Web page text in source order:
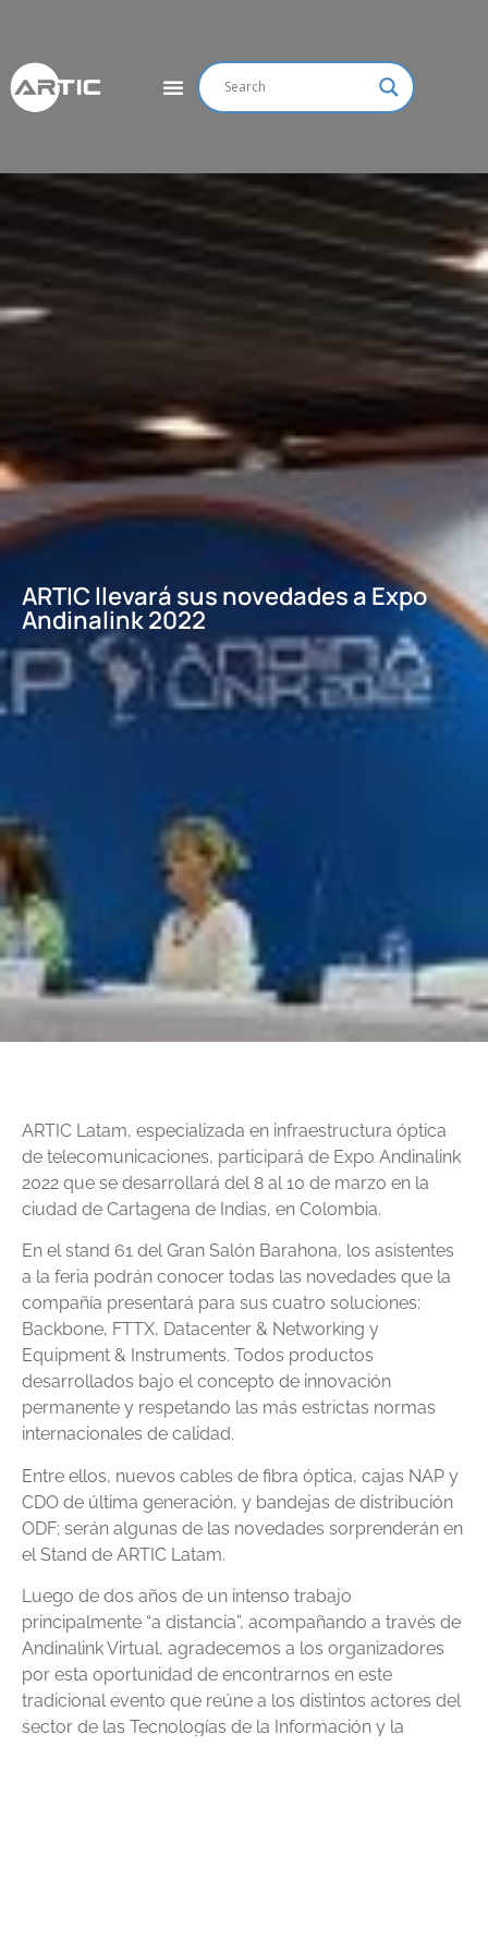
ARTIC llevará sus novedades a Expo
Andinalink 2022
ARTIC Latam, especializada en infraestructura óptica
de telecomunicaciones, participará de Expo Andinalink
2022 que se desarrollará del 8 al 10 de marzo en la
ciudad de Cartagena de Indias, en Colombia.
En el stand 61 del Gran Salón Barahona, los asistentes
a la feria podrán conocer todas las novedades que la
compañía presentará para sus cuatro soluciones:
Backbone, FTTX, Datacenter & Networking y
Equipment & Instruments. Todos productos
desarrollados bajo el concepto de innovación
permanente y respetando las más estrictas normas
internacionales de calidad.
Entre ellos, nuevos cables de fibra óptica, cajas NAP y
CDO de última generación, y bandejas de distribución
ODF; serán algunas de las novedades sorprenderán en
el Stand de ARTIC Latam.
Luego de dos años de un intenso trabajo
principalmente “a distancia”, acompañando a través de
Andinalink Virtual, agradecemos a los organizadores
por esta oportunidad de encontrarnos en este
tradicional evento que reúne a los distintos actores del
sector de las Tecnologías de la Información y la